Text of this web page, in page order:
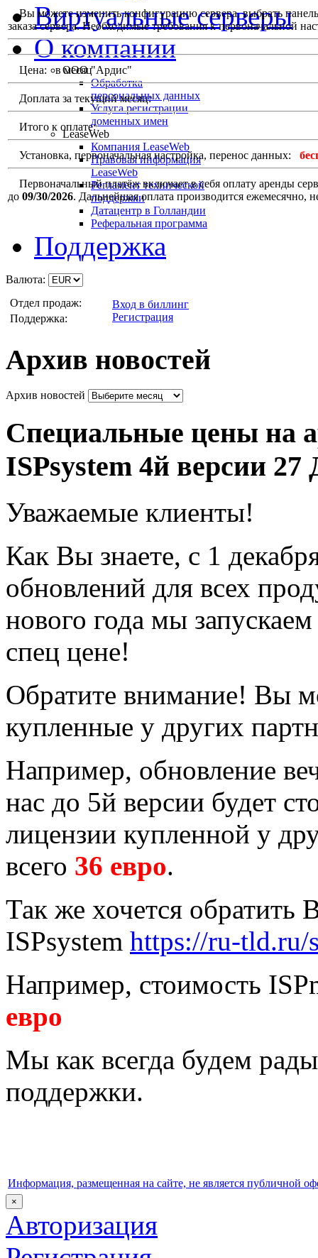
Виртуальные серверы
О компании
ООО "Ардис"
Обработка
персональных данных
Услуга регистрации
доменных имен
LeaseWeb
Компания LeaseWeb
Правовая информация
LeaseWeb
Регламент технической
поддержки
Датацентр в Голландии
Реферальная программа
Поддержка
Валюта:
Отдел продаж:
Поддержка:
Вход в биллинг
Регистрация
Архив новостей
Архив новостей
Специальные цены на
ISPsystem 4й версии 27
Уважаемые клиенты!
Как Вы знаете, с 1
обновлений для всех
нового года мы
спец цене!
Обратите внимание! Вы
купленные у других
Например, обновление
нас до 5й версии будет
лицензии купленной у
всего 36 евро.
Так же хочется
ISPsystem https://ru-tld.ru/
Например, стоимость
евро
Мы как всегда будем
поддержки.
Информация, размещенная на сайте, не является публичной
×
Авторизация
Вы можете изменить конфигурацию сервера, выбрать
заказа сервера. Необходимые требования к первоначальной
Цена:в месяц
Доплата за текущий месяц:
Итого к оплате:
Установка, первоначальная настройка, перенос данных:
Первоначальный платёж включает в себя оплату аренды
до 09/30/2026. Дальнейшая оплата производится ежемесячно,